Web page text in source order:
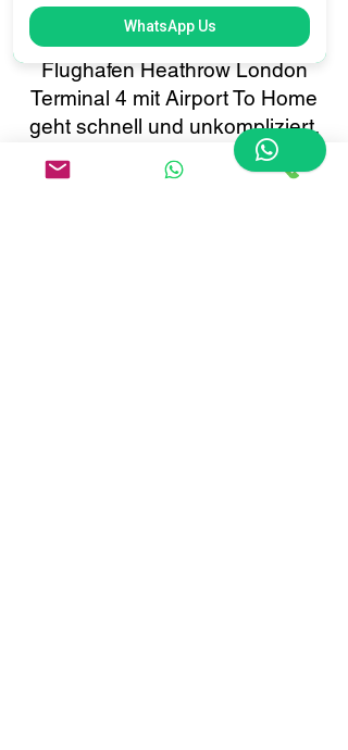
Die Buchung Ihres
Gepäcktransports zum
Flughafen Heathrow London
Terminal 4 mit Airport To Home
geht schnell und unkompliziert.
Mit unserem
benutzerfreundlichen Online-
WhatsApp Us